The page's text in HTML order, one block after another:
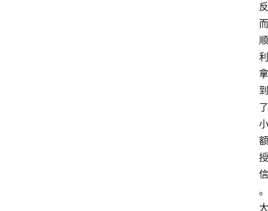
反
而
顺
利
拿
到
了
小
额
授
信
。
大